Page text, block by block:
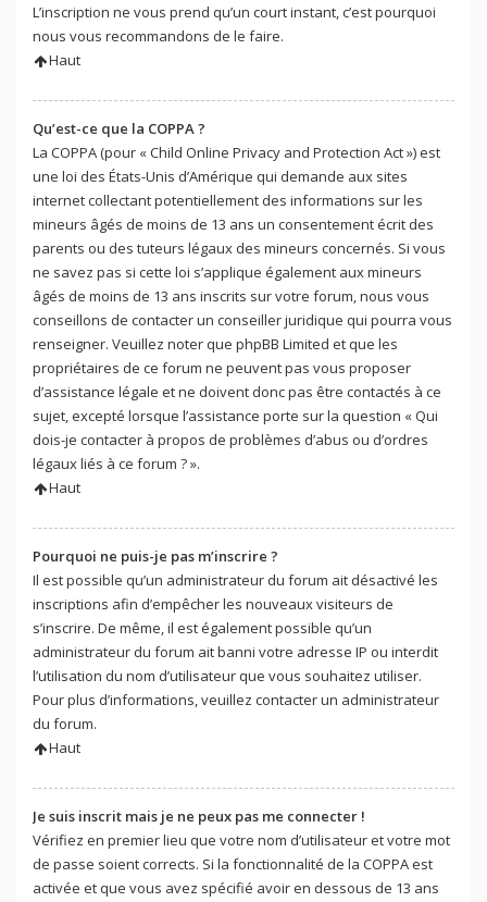
L’inscription ne vous prend qu’un court instant, c’est pourquoi
nous vous recommandons de le faire.
Haut
Qu’est-ce que la COPPA ?
La COPPA (pour « Child Online Privacy and Protection Act ») est
une loi des États-Unis d’Amérique qui demande aux sites
internet collectant potentiellement des informations sur les
mineurs âgés de moins de 13 ans un consentement écrit des
parents ou des tuteurs légaux des mineurs concernés. Si vous
ne savez pas si cette loi s’applique également aux mineurs
âgés de moins de 13 ans inscrits sur votre forum, nous vous
conseillons de contacter un conseiller juridique qui pourra vous
renseigner. Veuillez noter que phpBB Limited et que les
propriétaires de ce forum ne peuvent pas vous proposer
d’assistance légale et ne doivent donc pas être contactés à ce
sujet, excepté lorsque l’assistance porte sur la question « Qui
dois-je contacter à propos de problèmes d’abus ou d’ordres
légaux liés à ce forum ? ».
Haut
Pourquoi ne puis-je pas m’inscrire ?
Il est possible qu’un administrateur du forum ait désactivé les
inscriptions afin d’empêcher les nouveaux visiteurs de
s’inscrire. De même, il est également possible qu’un
administrateur du forum ait banni votre adresse IP ou interdit
l’utilisation du nom d’utilisateur que vous souhaitez utiliser.
Pour plus d’informations, veuillez contacter un administrateur
du forum.
Haut
Je suis inscrit mais je ne peux pas me connecter !
Vérifiez en premier lieu que votre nom d’utilisateur et votre mot
de passe soient corrects. Si la fonctionnalité de la COPPA est
activée et que vous avez spécifié avoir en dessous de 13 ans